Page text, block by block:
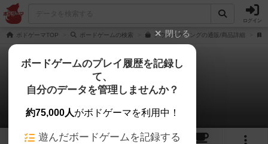
ログイン
ボドゲーマTOP ボードゲームの検索 アウェイクニングの通販/商品詳細
アウェイクニング
1件の戦略やコツ
2 7
閉じる
ボードゲームのプレイ履歴を記録し
て、
自分のデータを管理しませんか？
約75,000人がボドゲーマを利用中！
遊んだボードゲームを記録する